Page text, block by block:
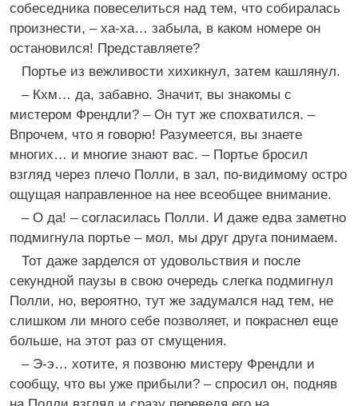
собеседника повеселиться над тем, что собиралась
произнести, – ха-ха… забыла, в каком номере он
остановился! Представляете?
Портье из вежливости хихикнул, затем кашлянул.
– Кхм… да, забавно. Значит, вы знакомы с
мистером Френдли? – Он тут же спохватился. –
Впрочем, что я говорю! Разумеется, вы знаете
многих… и многие знают вас. – Портье бросил
взгляд через плечо Полли, в зал, по-видимому остро
ощущая направленное на нее всеобщее внимание.
– О да! – согласилась Полли. И даже едва заметно
подмигнула портье – мол, мы друг друга понимаем.
Тот даже зарделся от удовольствия и после
секундной паузы в свою очередь слегка подмигнул
Полли, но, вероятно, тут же задумался над тем, не
слишком ли много себе позволяет, и покраснел еще
больше, на этот раз от смущения.
– Э-э… хотите, я позвоню мистеру Френдли и
сообщу, что вы уже прибыли? – спросил он, подняв